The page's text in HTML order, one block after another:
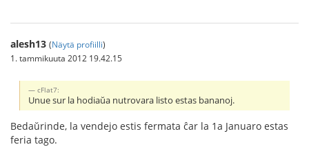
alesh13 (Näytä profiilli)
1. tammikuuta 2012 19.42.15
cFlat7:
Unue sur la hodiaŭa nutrovara listo estas bananoj.
Bedaŭrinde, la vendejo estis fermata ĉar la 1a Januaro estas
feria tago.